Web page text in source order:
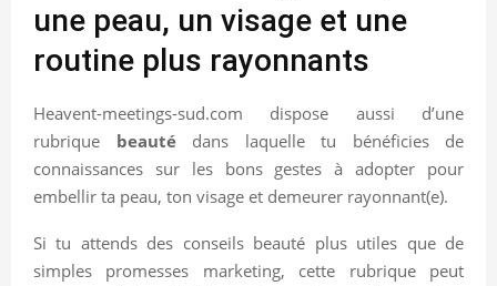
une peau, un visage et une
routine plus rayonnants
Heavent-meetings-sud.com dispose aussi d’une
rubrique beautédans laquelle tu bénéficies de
connaissances sur les bons gestes à adopter pour
embellir ta peau, ton visage et demeurer rayonnant(e).
Si tu attends des conseils beauté plus utiles que de
simples promesses marketing, cette rubrique peut